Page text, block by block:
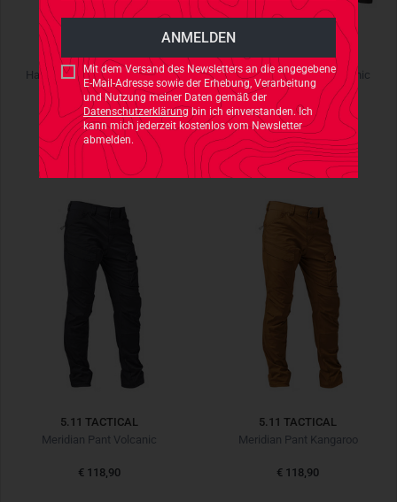
Mit dem Versand des Newsletters an die angegebene
E-Mail-Adresse sowie der Erhebung, Verarbeitung
und Nutzung meiner Daten gemäß der
Datenschutzerklärungbin ich einverstanden. Ich
kann mich jederzeit kostenlos vom Newsletter
abmelden.
5.11 TACTICAL
Hardpoint M1 + MD Kangaroo
€ 8,90
5.11 TACTICAL
PT-R Forged Hoodie Volcanic
€ 78,90
5.11 TACTICAL
Meridian Pant Volcanic
€ 118,90
5.11 TACTICAL
Meridian Pant Kangaroo
€ 118,90